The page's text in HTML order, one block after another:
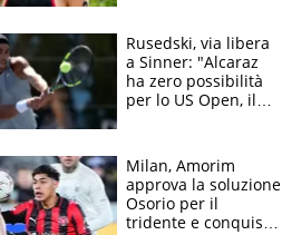
Rusedski, via libera
a Sinner: "Alcaraz
ha zero possibilità
per lo US Open, il
Milan, Amorim
approva la soluzione
Osorio per il
tridente e conquista